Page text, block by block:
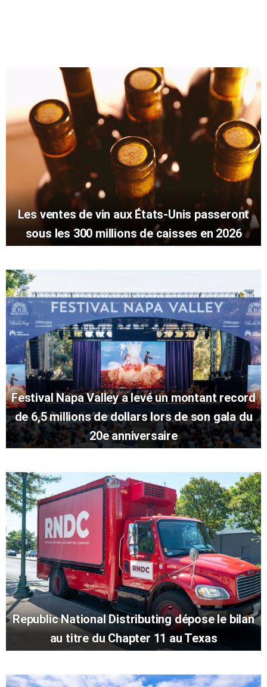
Les ventes de vin aux États-Unis passeront
sous les 300 millions de caisses en 2026
Festival Napa Valley a levé un montant record
de 6,5 millions de dollars lors de son gala du
20e anniversaire
Republic National Distributing dépose le bilan
au titre du Chapter 11 au Texas